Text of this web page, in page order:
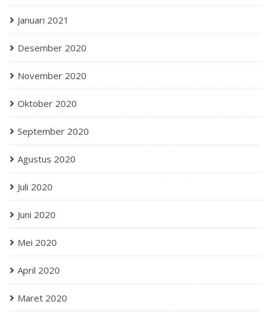
Januari 2021
Desember 2020
November 2020
Oktober 2020
September 2020
Agustus 2020
Juli 2020
Juni 2020
Mei 2020
April 2020
Maret 2020